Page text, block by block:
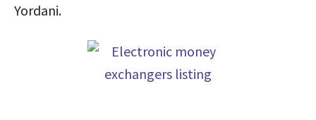
Yordani.